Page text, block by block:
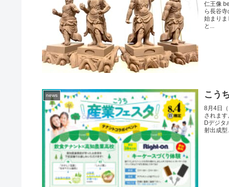
仁王像
ら長谷
始まり
と...
news こう
8月4日
されま
Dデジタ
射出成型